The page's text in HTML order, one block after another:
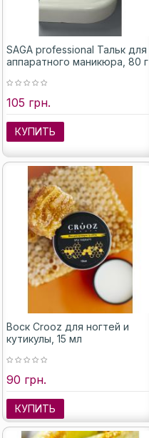
SAGA professional Тальк для
аппаратного маникюра, 80 г
105 грн.
КУПИТЬ
Воск Crooz для ногтей и
кутикулы, 15 мл
90 грн.
КУПИТЬ